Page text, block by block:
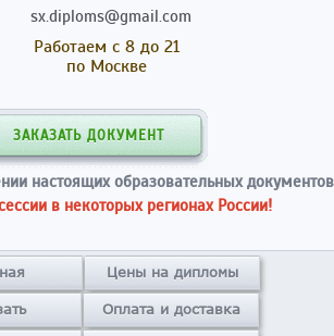
sx.diploms@gmail.com
Работаем с 8 до 21
по Москве
ЗАКАЗАТЬ ДОКУМЕНТ
настоящих образовательных документов
в некоторых регионах России!
Цены на дипломы
Оплата и доставка